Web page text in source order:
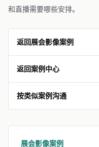
和直播需要哪些安排。
返回展会影像案例
返回案例中心
按类似案例沟通
展会影像案例